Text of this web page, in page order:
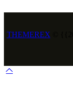
THEMEREX